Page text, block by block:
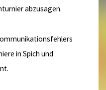
abzusagen.
in Spich und